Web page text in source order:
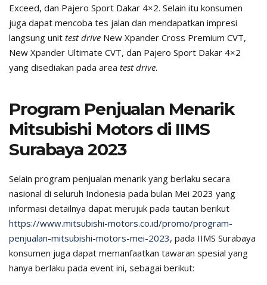
Exceed, dan Pajero Sport Dakar 4×2. Selain itu konsumen
juga dapat mencoba tes jalan dan mendapatkan impresi
langsung unit test drive New Xpander Cross Premium CVT,
New Xpander Ultimate CVT, dan Pajero Sport Dakar 4×2
yang disediakan pada area test drive.
Program Penjualan Menarik
Mitsubishi Motors di IIMS
Surabaya 2023
Selain program penjualan menarik yang berlaku secara
nasional di seluruh Indonesia pada bulan Mei 2023 yang
informasi detailnya dapat merujuk pada tautan berikut
https://www.mitsubishi-motors.co.id/promo/program-
penjualan-mitsubishi-motors-mei-2023, pada IIMS Surabaya
konsumen juga dapat memanfaatkan tawaran spesial yang
hanya berlaku pada event ini, sebagai berikut: